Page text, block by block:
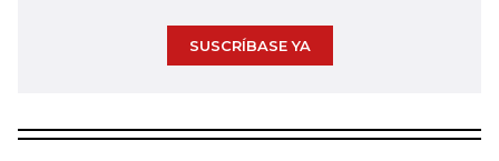
SUSCRÍBASE YA